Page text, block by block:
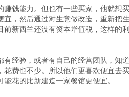
钱能力。但也有一些买家，他就想
，然后通过对生意做改造，重新把
新西兰还没有资本增值税，这样的
经验，或者有自己的经营团队，知
费也不少。所以他们更喜欢便宜去
花的比新建造一家餐馆更便宜。